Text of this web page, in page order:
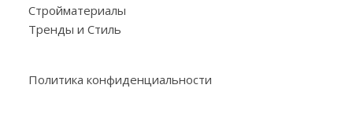
Стройматериалы
Тренды и Стиль
Политика конфиденциальности